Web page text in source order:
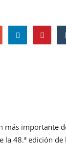
más importante
48.ª edición